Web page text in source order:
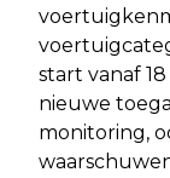
start vanaf
nieuwe
monitoring,